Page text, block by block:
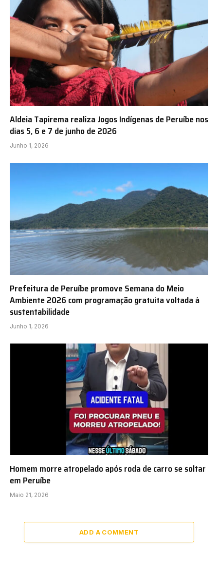
Aldeia Tapirema realiza Jogos Indígenas de Peruíbe nos
dias 5, 6 e 7 de junho de 2026
Junho 1, 2026
Prefeitura de Peruíbe promove Semana do Meio
Ambiente 2026 com programação gratuita voltada à
sustentabilidade
Junho 1, 2026
Homem morre atropelado após roda de carro se soltar
em Peruíbe
Maio 21, 2026
ADD A COMMENT